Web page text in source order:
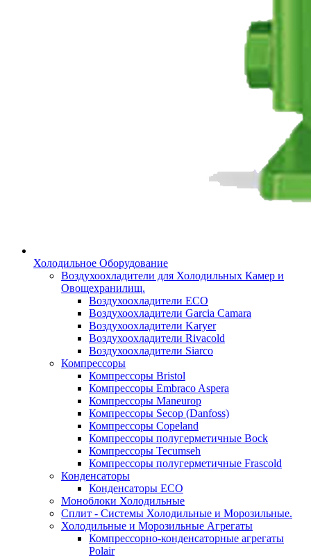
Холодильное Оборудование
Воздухоохладители для Холодильных Камер и
Овощехранилищ.
Воздухоохладители ECO
Воздухоохладители Garcia Camara
Воздухоохладители Karyer
Воздухоохладители Rivacold
Воздухоохладители Siarco
Компрессоры
Компрессоры Bristol
Компрессоры Embraco Aspera
Компрессоры Maneurop
Компрессоры Secop (Danfoss)
Компрессоры Copeland
Компрессоры полугерметичные Bock
Компрессоры Tecumseh
Компрессоры полугерметичные Frascold
Конденсаторы
Конденсаторы ECO
Моноблоки Холодильные
Сплит - Системы Холодильные и Морозильные.
Холодильные и Морозильные Агрегаты
Компрессорно-конденсаторные агрегаты
Polair